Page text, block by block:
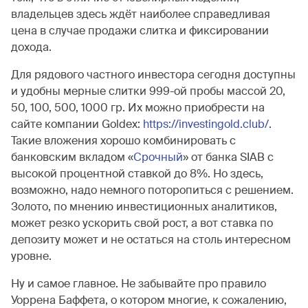
владельцев здесь ждёт наиболее справедливая
цена в случае продажи слитка и фиксировании
дохода.
Для рядового частного инвестора сегодня доступны
и удобны мерные слитки 999-ой пробы массой 20,
50, 100, 500, 1000 гр. Их можно приобрести на
сайте компании Goldex: https://investingold.club/.
Такие вложения хорошо комбинировать с
банковским вкладом «Срочный» от банка SIAB с
высокой процентной ставкой до 8%. Но здесь,
возможно, надо немного поторопиться с решением.
Золото, по мнению инвестиционных аналитиков,
может резко ускорить свой рост, а вот ставка по
депозиту может и не остаться на столь интересном
уровне.
Ну и самое главное. Не забывайте про правило
Уоррена Баффета, о котором многие, к сожалению,